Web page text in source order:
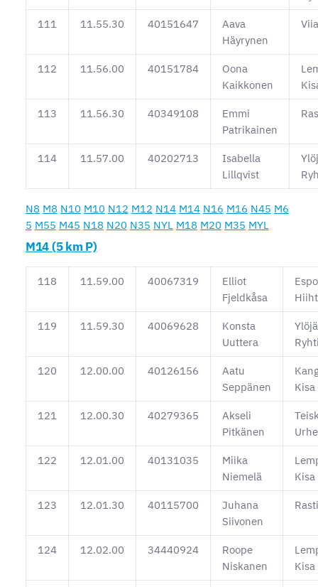
111 11.55.30 40151647
Aava
Häyrynen
112 11.56.00 40151784
Oona
Kaikkonen
113 11.56.30 40349108
Emmi
Patrikainen
114 11.57.00 40202713
Isabella
Lillqvist
N8 M8 N10 M10 N12 M12 N14 M14 N16 M16 N45 M6
5 M55 M45 N18 N20 N35 NYL M18 M20 M35 MYL
M14 (5 km P)
118 11.59.00 40067319
Elliot
Fjeldkåsa
119 11.59.30 40069628
Konsta
Uuttera
120 12.00.00 40126156
Aatu
Seppänen
Kisa
121 12.00.30 40279365
Akseli
Pitkänen
122 12.01.00 40131035
Miika
Niemelä
Kisa
123 12.01.30 40115700
Juhana
Siivonen
124 12.02.00 34440924
Roope
Niskanen
Kisa